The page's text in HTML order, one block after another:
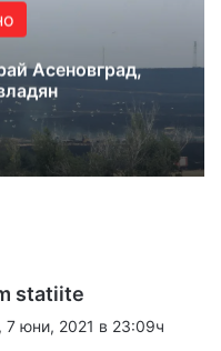
Асеновград,
statiite
а
7 юни, 2021 в 23:09ч